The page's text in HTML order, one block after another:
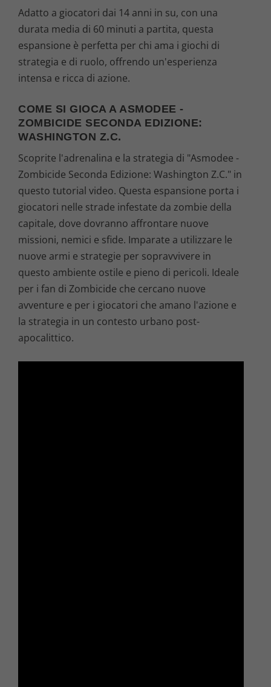
Adatto a giocatori dai 14 anni in su, con una
durata media di 60 minuti a partita, questa
espansione è perfetta per chi ama i giochi di
strategia e di ruolo, offrendo un'esperienza
intensa e ricca di azione.
COME SI GIOCA A ASMODEE -
ZOMBICIDE SECONDA EDIZIONE:
WASHINGTON Z.C.
Scoprite l'adrenalina e la strategia di "Asmodee -
Zombicide Seconda Edizione: Washington Z.C." in
questo tutorial video. Questa espansione porta i
giocatori nelle strade infestate da zombie della
capitale, dove dovranno affrontare nuove
missioni, nemici e sfide. Imparate a utilizzare le
nuove armi e strategie per sopravvivere in
questo ambiente ostile e pieno di pericoli. Ideale
per i fan di Zombicide che cercano nuove
avventure e per i giocatori che amano l'azione e
la strategia in un contesto urbano post-
apocalittico.